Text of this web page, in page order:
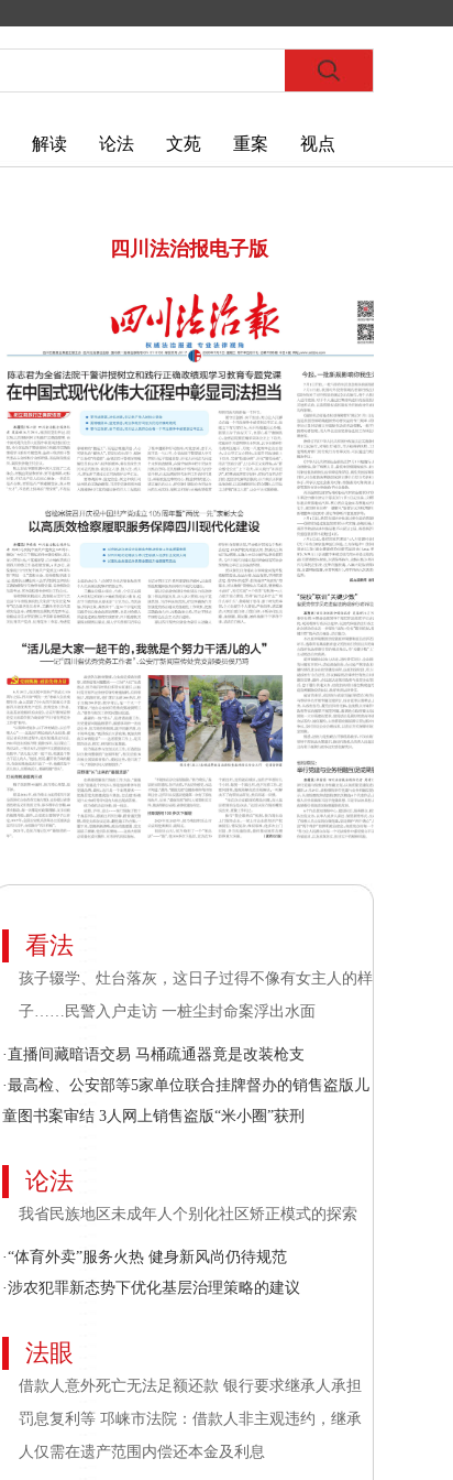
解读 论法 文苑 重案 视点
四川法治报电子版
看法
孩子辍学、灶台落灰，这日子过得不像有女主人的样
子……民警入户走访 一桩尘封命案浮出水面
·直播间藏暗语交易 马桶疏通器竟是改装枪支
·最高检、公安部等5家单位联合挂牌督办的销售盗版儿
童图书案审结 3人网上销售盗版“米小圈”获刑
论法
我省民族地区未成年人个别化社区矫正模式的探索
·“体育外卖”服务火热 健身新风尚仍待规范
·涉农犯罪新态势下优化基层治理策略的建议
法眼
借款人意外死亡无法足额还款 银行要求继承人承担
罚息复利等 邛崃市法院：借款人非主观违约，继承
人仅需在遗产范围内偿还本金及利息